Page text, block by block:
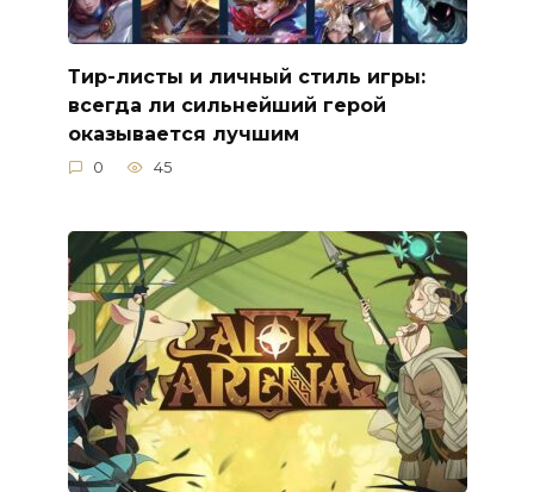
Тир-листы и личный стиль игры:
всегда ли сильнейший герой
оказывается лучшим
0 45